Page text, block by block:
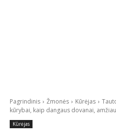
Pagrindinis Žmonės Kūrėjas
kūrybai, kaip dangaus dovanai,
Kūrėjas